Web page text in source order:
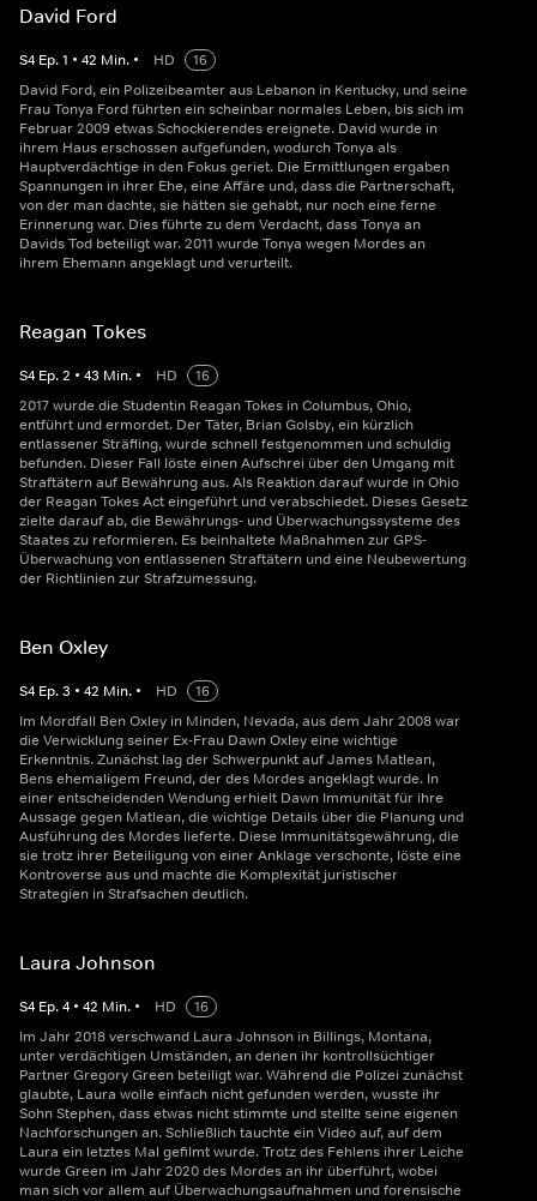
David Ford
S4 Ep.1 • 42 Min. • HD
16
David Ford, ein Polizeibeamter aus Lebanon in Kentucky, und seine
Frau Tonya Ford führten ein scheinbar normales Leben, bis sich im
Februar 2009 etwas Schockierendes ereignete. David wurde in
ihrem Haus erschossen aufgefunden, wodurch Tonya als
Hauptverdächtige in den Fokus geriet. Die Ermittlungen ergaben
Spannungen in ihrer Ehe, eine Affäre und, dass die Partnerschaft,
von der man dachte, sie hätten sie gehabt, nur noch eine ferne
Erinnerung war. Dies führte zu dem Verdacht, dass Tonya an
Davids Tod beteiligt war. 2011 wurde Tonya wegen Mordes an
ihrem Ehemann angeklagt und verurteilt.
Reagan Tokes
S4 Ep.2 • 43 Min. • HD
16
2017 wurde die Studentin Reagan Tokes in Columbus, Ohio,
entführt und ermordet. Der Täter, Brian Golsby, ein kürzlich
entlassener Sträfling, wurde schnell festgenommen und schuldig
befunden. Dieser Fall löste einen Aufschrei über den Umgang mit
Straftätern auf Bewährung aus. Als Reaktion darauf wurde in Ohio
der Reagan Tokes Act eingeführt und verabschiedet. Dieses Gesetz
zielte darauf ab, die Bewährungs- und Überwachungssysteme des
Staates zu reformieren. Es beinhaltete Maßnahmen zur GPS-
Überwachung von entlassenen Straftätern und eine Neubewertung
der Richtlinien zur Strafzumessung.
Ben Oxley
S4 Ep.3 • 42 Min. • HD
16
Im Mordfall Ben Oxley in Minden, Nevada, aus dem Jahr 2008 war
die Verwicklung seiner Ex-Frau Dawn Oxley eine wichtige
Erkenntnis. Zunächst lag der Schwerpunkt auf James Matlean,
Bens ehemaligem Freund, der des Mordes angeklagt wurde. In
einer entscheidenden Wendung erhielt Dawn Immunität für ihre
Aussage gegen Matlean, die wichtige Details über die Planung und
Ausführung des Mordes lieferte. Diese Immunitätsgewährung, die
sie trotz ihrer Beteiligung von einer Anklage verschonte, löste eine
Kontroverse aus und machte die Komplexität juristischer
Strategien in Strafsachen deutlich.
Laura Johnson
S4 Ep.4 • 42 Min. • HD
16
Im Jahr 2018 verschwand Laura Johnson in Billings, Montana,
unter verdächtigen Umständen, an denen ihr kontrollsüchtiger
Partner Gregory Green beteiligt war. Während die Polizei zunächst
glaubte, Laura wolle einfach nicht gefunden werden, wusste ihr
Sohn Stephen, dass etwas nicht stimmte und stellte seine eigenen
Nachforschungen an. Schließlich tauchte ein Video auf, auf dem
Laura ein letztes Mal gefilmt wurde. Trotz des Fehlens ihrer Leiche
wurde Green im Jahr 2020 des Mordes an ihr überführt, wobei
man sich vor allem auf Überwachungsaufnahmen und forensische